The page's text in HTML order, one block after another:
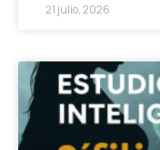
21 julio, 2026